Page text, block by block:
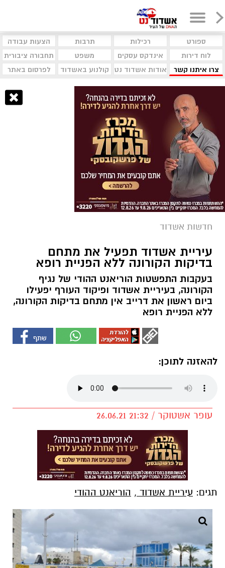
ספורט רכילות תרבות
הצעות עבודה
לוח דירות
אינדקס עסקים משפט
תחבורה ציבורית
צרו איתנו קשר
אודות אשדוד נט קולנוע באשדוד לפרסום באתר
חדשות אשדוד
עיריית אשדוד תפעיל את מתחם
בדיקות הקורונה ללא הפניית רופא
בעקבות התפשטות הוריאנט ההודי של נגיף
הקורונה, בעיריית אשדוד ופיקוד העורף יפעילו
ביום ראשון את דרייב אין מתחם בדיקות הקורונה,
ללא הפניית רופא
להאזנה לתוכן:
עופר אשטוקר / 21:32 26.06.21
תגים: עיריית אשדוד , הוריאנט ההודי